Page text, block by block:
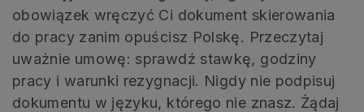
obowiązek wręczyć Ci dokument skierowania
do pracy zanim opuścisz Polskę. Przeczytaj
uważnie umowę: sprawdź stawkę, godziny
pracy i warunki rezygnacji. Nigdy nie podpisuj
dokumentu w języku, którego nie znasz. Żądaj